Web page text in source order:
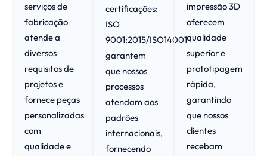
serviços de
fabricação
atende a
diversos
requisitos de
projetos e
fornece peças
personalizadas
com
qualidade e
certificações:
ISO
9001:2015/ISO14001
garantem
que nossos
processos
atendam aos
padrões
internacionais,
fornecendo
impressão 3D
oferecem
qualidade
superior e
prototipagem
rápida,
garantindo
que nossos
clientes
recebam